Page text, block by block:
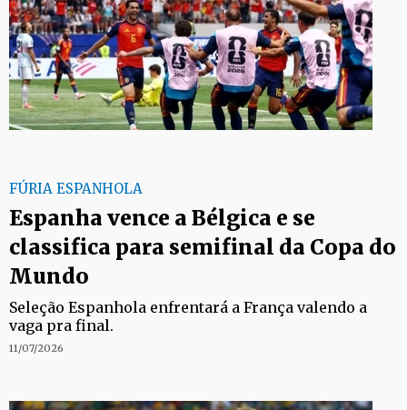
FÚRIA ESPANHOLA
Espanha vence a Bélgica e se
classifica para semifinal da Copa do
Mundo
Seleção Espanhola enfrentará a França valendo a
vaga pra final.
11/07/2026